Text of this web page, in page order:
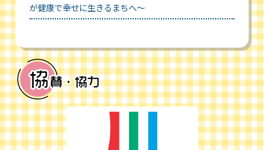
が健康で幸せに生きるまちへ～